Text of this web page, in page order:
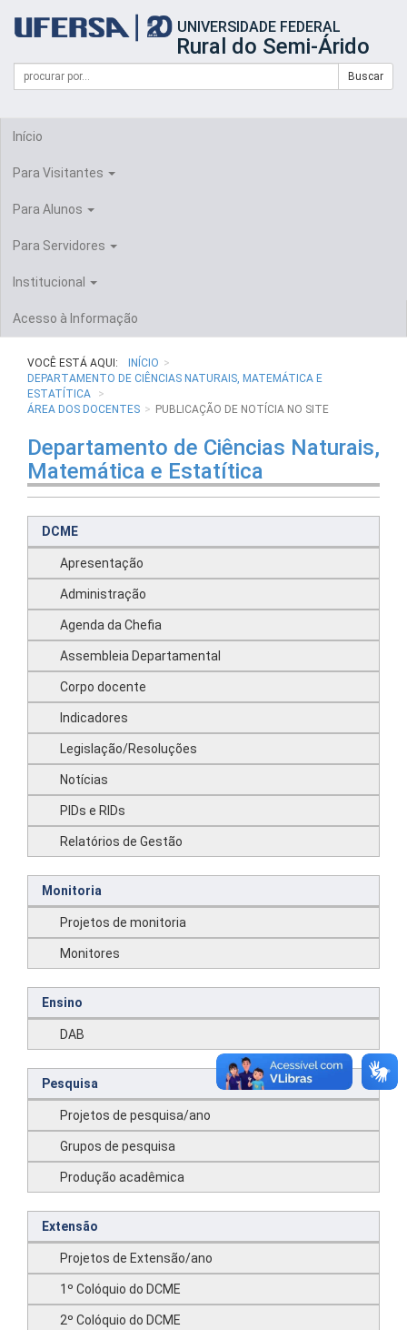
portal
UFERSA
UNIVERSIDADE FEDERAL
Rural do Semi-Árido
Formulário
Busca
Campo
de
Buscar
Início
Para Visitantes
Para Alunos
Para Servidores
Institucional
Acesso à Informação
VOCÊ ESTÁ AQUI:
INÍCIO
DEPARTAMENTO DE CIÊNCIAS NATURAIS, MATEMÁTICA E
ESTATÍTICA
ÁREA DOS DOCENTES
PUBLICAÇÃO DE NOTÍCIA NO SITE
Departamento de Ciências Naturais,
Matemática e Estatítica
DCME
Apresentação
Administração
Agenda da Chefia
Assembleia Departamental
Corpo docente
Indicadores
Legislação/Resoluções
Notícias
PIDs e RIDs
Relatórios de Gestão
Monitoria
Projetos de monitoria
Monitores
Ensino
DAB
Pesquisa
Projetos de pesquisa/ano
Grupos de pesquisa
Produção acadêmica
Extensão
Projetos de Extensão/ano
1º Colóquio do DCME
2º Colóquio do DCME